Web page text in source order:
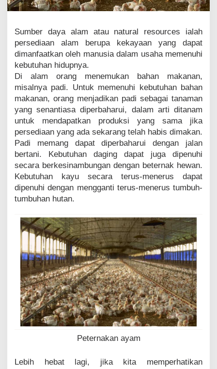
m
d
o
n
e
s
a
Sumber daya alam atau natural resources ialah
persediaan alam berupa kekayaan yang dapat
dimanfaatkan oleh manusia dalam usaha memenuhi
kebutuhan hidupnya.
Di alam orang menemukan bahan makanan,
misalnya padi. Untuk memenuhi kebutuhan bahan
makanan, orang menjadikan padi sebagai tanaman
yang senantiasa diperbaharui, dalam arti ditanam
untuk mendapatkan produksi yang sama jika
persediaan yang ada sekarang telah habis dimakan.
Padi memang dapat diperbaharui dengan jalan
bertani. Kebutuhan daging dapat juga dipenuhi
secara berkesinambungan dengan beternak hewan.
Kebutuhan kayu secara terus-menerus dapat
dipenuhi dengan mengganti terus-menerus tumbuh-
tumbuhan hutan.
Peternakan ayam
Lebih hebat lagi, jika kita memperhatikan